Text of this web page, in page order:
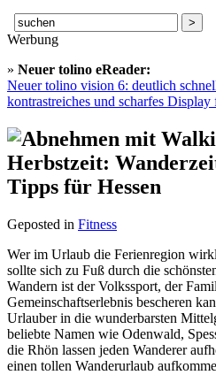
Suche
nach:
Werbung
» Neuer tolino eReader:
Neuer tolino vision 6: deutlich
kontrastreiches und scharfes
Herbstzeit:
Tipps für Hessen
Geposted in Fitness
Wer im Urlaub die Ferienregion
sollte sich zu Fuß durch die
Wandern ist der Volkssport, der
Gemeinschaftserlebnis bescheren
Urlauber in die wunderbarsten
beliebte Namen wie Odenwald,
die Rhön lassen jeden Wanderer
einen tollen Wanderurlaub